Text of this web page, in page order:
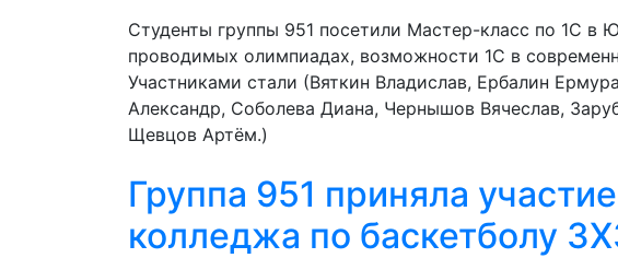
Студенты группы 951 посетили Мастер-класс по 1С в
проводимых олимпиадах, возможности 1С в
Участниками стали (Вяткин Владислав, Ербалин
Александр, Соболева Диана, Чернышов Вячеслав,
Щевцов Артём.)
Группа 951 приняла
колледжа по баскетболу